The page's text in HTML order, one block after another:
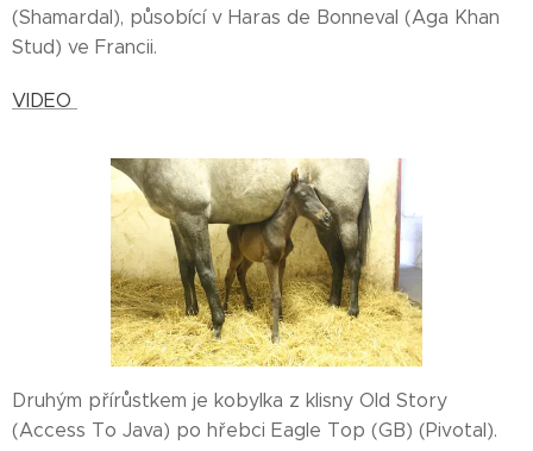
(Shamardal), působící v Haras de Bonneval (Aga Khan
Stud) ve Francii.
VIDEO
Druhým přírůstkem je kobylka z klisny Old Story
(Access To Java) po hřebci Eagle Top (GB) (Pivotal).